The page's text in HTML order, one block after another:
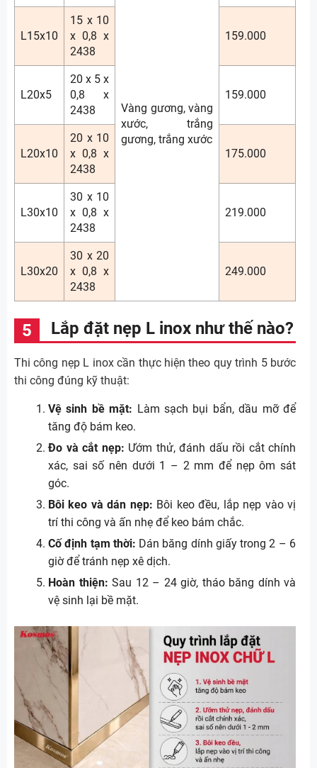
Vàng gương, vàng
xước, trắng
gương, trắng xước
L15x10
15 x 10
x 0,8 x
2438
159.000
L20x5
20 x 5 x
0,8 x
2438
159.000
L20x10
20 x 10
x 0,8 x
2438
175.000
L30x10
30 x 10
x 0,8 x
2438
219.000
L30x20
30 x 20
x 0,8 x
2438
249.000
Lắp đặt nẹp L inox như thế nào?
Thi công nẹp L inox cần thực hiện theo quy trình 5 bước
thi công đúng kỹ thuật:
Vệ sinh bề mặt: Làm sạch bụi bẩn, dầu mỡ để
tăng độ bám keo.
Đo và cắt nẹp: Ướm thử, đánh dấu rồi cắt chính
xác, sai số nên dưới 1 – 2 mm để nẹp ôm sát
góc.
Bôi keo và dán nẹp: Bôi keo đều, lắp nẹp vào vị
trí thi công và ấn nhẹ để keo bám chắc.
Cố định tạm thời: Dán băng dính giấy trong 2 – 6
giờ để tránh nẹp xê dịch.
Hoàn thiện: Sau 12 – 24 giờ, tháo băng dính và
vệ sinh lại bề mặt.